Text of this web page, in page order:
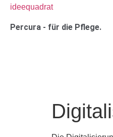
Percura - für die Pflege.